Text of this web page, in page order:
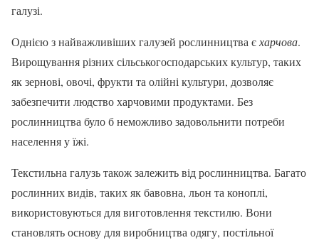
галузі.
Однією з найважливіших галузей рослинництва єхарчова.
Вирощування різних сільськогосподарських культур, таких
як зернові, овочі, фрукти та олійні культури, дозволяє
забезпечити людство харчовими продуктами. Без
рослинництва було б неможливо задовольнити потреби
населення у їжі.
Текстильна галузь також залежить від рослинництва. Багато
рослинних видів, таких як бавовна, льон та коноплі,
використовуються для виготовлення текстилю. Вони
становлять основу для виробництва одягу, постільної